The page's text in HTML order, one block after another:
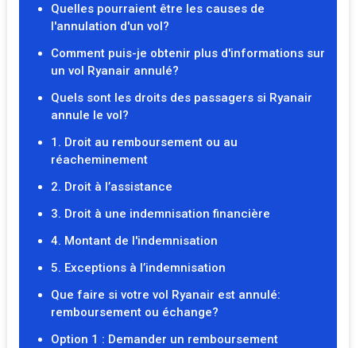
Quelles pourraient être les causes de
l'annulation d'un vol?
Comment puis-je obtenir plus d'informations sur
un vol Ryanair annulé?
Quels sont les droits des passagers si Ryanair
annule le vol?
1. Droit au remboursement ou au
réacheminement
2. Droit à l’assistance
3. Droit à une indemnisation financière
4. Montant de l'indemnisation
5. Exceptions à l’indemnisation
Que faire si votre vol Ryanair est annulé:
remboursement ou échange?
Option 1 : Demander un remboursement